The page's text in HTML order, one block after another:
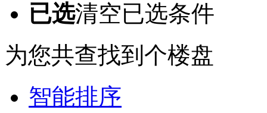
已选清空已选条件
为您共查找到 个楼盘
智能排序